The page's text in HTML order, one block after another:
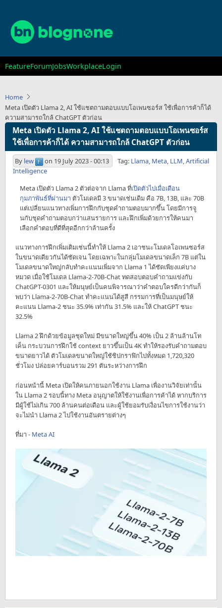
main
content
Main
navigation
FeatureForumJobsWorkplaceLogin
Home
Meta เปิดตัว Llama 2, AI ใช้แชตถามตอบแบบโอเพนซอร์ส ใช้เพื่อการค้าก็ได้
ความสามารถใกล้ ChatGPT ตัวก่อน
Meta เปิดตัว Llama 2, AI ใช้แชตถามตอบแบบโอเพนซอร์ส
ใช้เพื่อการค้าก็ได้ ความสามารถใกล้ ChatGPT ตัวก่อน
By lew on 19 July 2023 - 00:13 Tag: Llama, Meta, LLM,Artificial
Intelligence
Meta เปิดตัว Llama 2 ตัวต่อจาก Llama ที่เปิดตัวไปเมื่อเดือน
กุมภาพันธ์ที่ผ่านมา ตัวโมเดลมี 3 ขนาดเช่นเดิม คือ 7B, 13B, และ 70B
แต่เปลี่ยนแนวทางเพิ่มการฝึกกับชุดคำถามตอบมากขึ้น โดยมีการจู
นกับชุดคำถามตอบกว่าแสนรายการ และฝึกเพิ่มด้วยการให้คนมา
เลือกคำตอบที่ดีที่สุดอีกกว่าล้านครั้ง
แนวทางการฝึกเพิ่มเติมเช่นนี้ทำให้ Llama 2 เอาชนะโมเดลโอเพนซอร์ส
ในขนาดเดียวกันได้ชัดเจน โดยเฉพาะในกลุ่มโมเดลขนาดเล็ก 7B แต่ใน
โมเดลขนาดใหญ่กลับทำคะแนนเพิ่มจาก Llama 1 ได้ชัดเพียงแค่บาง
หมวด เมื่อใช้โมเดล Llama-2-70B-Chat ทดสอบตอบคำถามแข่งกับ
ChatGPT-0301 และให้มนุษย์เป็นคนพิจารณาว่าคำตอบใครดีกว่ากันก็
พบว่า Llama-2-70B-Chat ทำคะแนนได้สูสี กรรมการที่เป็นมนุษย์ให้
คะแนน Llama-2 ชนะ 35.9% เท่ากัน 31.5% และให้ ChatGPT ชนะ
32.5%
Llama 2 ฝึกด้วยข้อมูลชุดใหม่ มีขนาดใหญ่ขึ้น 40% เป็น 2 ล้านล้านโท
เค็น กระบวนการฝึกใช้ context ยาวขึ้นเป็น 4K ทำให้รองรับคำถามตอบ
ขนาดยาวได้ ตัวโมเดลขนาดใหญ่ใช้ชิปกราฟิกไปทั้งหมด 1,720,320
ชั่วโมง ปล่อยคาร์บอนรวม 291 ตันระหว่างการฝึก
ก่อนหน้านี้ Meta เปิดให้คนภายนอกใช้งาน Llama เพื่องานวิจัยเท่านั้น
ใน Llama 2 รอบนี้ทาง Meta อนุญาตให้ใช้งานเพื่อการค้าได้ หากบริการ
มีผู้ใช้ไม่เกิน 700 ล้านคนต่อเดือน และผู้ใช้ยอมรับเงื่อนไขการใช้งานว่า
จะไม่นำ Llama 2 ไปใช้งานอันตรายต่างๆ
ที่มา - Meta AI